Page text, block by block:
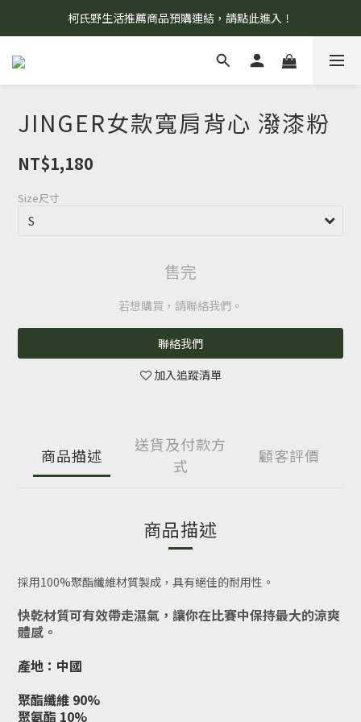
8/7 當天暫停開放工作室。請見諒！
柯氏野生活推薦商品預購連結，請點此進入！
8/7 當天暫停開放工作室。請見諒！
JINGER女款寬肩背心 潑漆粉
NT$1,180
Size尺寸
售完
若想購買，請聯絡我們。
聯絡我們
加入追蹤清單
商品描述
送貨及付款方
式
顧客評價
商品描述
採用100%聚酯纖維材質製成，具有絕佳的耐用性。
快乾材質可有效帶走濕氣，讓你在比賽中保持最大的涼爽
體感。
產地：中國
聚酯纖維 90%
聚氨酯 10%